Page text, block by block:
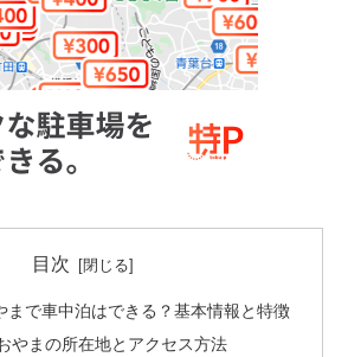
目次
まで車中泊はできる？基本情報と特徴
やまの所在地とアクセス方法